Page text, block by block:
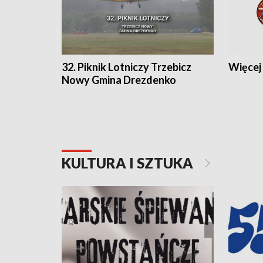
32. Piknik Lotniczy Trzebicz
Nowy Gmina Drezdenko
Więcej
KULTURA I SZTUKA